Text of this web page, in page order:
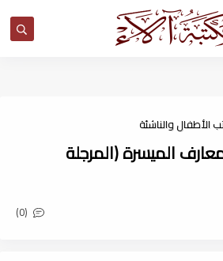
الأطفال والناشئة
الميسرة (المرجلة
(0)